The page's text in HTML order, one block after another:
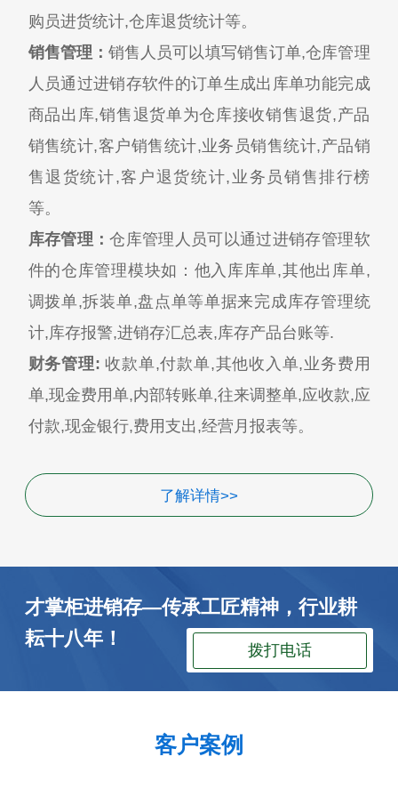
购员进货统计,仓库退货统计等。
销售管理： 销售人员可以填写销售订单,仓库管理
人员通过进销存软件的订单生成出库单功能完成
商品出库,销售退货单为仓库接收销售退货,产品
销售统计,客户销售统计,业务员销售统计,产品销
售退货统计,客户退货统计,业务员销售排行榜
等。
库存管理：仓库管理人员可以通过进销存管理软
件的仓库管理模块如：他入库库单,其他出库单,
调拨单,拆装单,盘点单等单据来完成库存管理统
计,库存报警,进销存汇总表,库存产品台账等.
财务管理:收款单,付款单,其他收入单,业务费用
单,现金费用单,内部转账单,往来调整单,应收款,应
付款,现金银行,费用支出,经营月报表等。
了解详情>>
才掌柜进销存—传承工匠精神，行业耕
耘十八年！
拨打电话
客户案例